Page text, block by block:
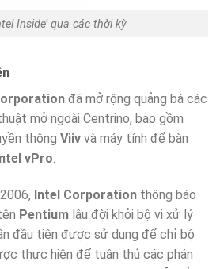
Inside’ qua các thời kỳ
đã mở rộng quảng bá các
mở ngoài Centrino, bao gồm
thông Viiv và máy tính để bàn
Intel vPro.
Intel Corporation thông báo
Pentium lâu đời khỏi bộ vi xử lý
đầu tiên được sử dụng để chỉ bộ
thực hiện để tuân thủ các phán